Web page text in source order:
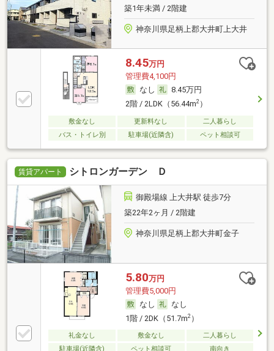
築1年未満 / 2階建
神奈川県足柄上郡大井町上大井
8.45万円
管理費4,100円
なし
8.45万円
2階 / 2LDK（56.44m2）
敷金なし 更新料なし
二人暮らし
バス・トイレ別
駐車場(近隣含) ペット相談可
賃貸アパート シトロンガーデン Ｄ
御殿場線 上大井駅 徒歩7分
築22年2ヶ月 / 2階建
神奈川県足柄上郡大井町金子
5.80万円
管理費5,000円
なし
なし
1階 / 2DK（51.7m2）
礼金なし 敷金なし
二人暮らし
駐車場(近隣含)
ペット相談可 南向き